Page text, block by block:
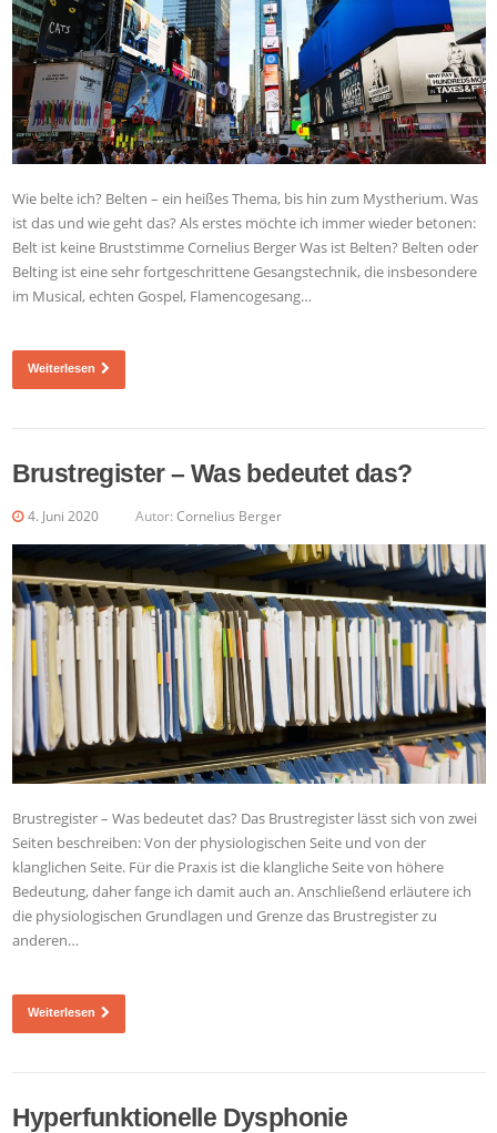
Wie belte ich? Belten – ein heißes Thema, bis hin zum Mystherium. Was
ist das und wie geht das? Als erstes möchte ich immer wieder betonen:
Belt ist keine Bruststimme Cornelius Berger Was ist Belten? Belten oder
Belting ist eine sehr fortgeschrittene Gesangstechnik, die insbesondere
im Musical, echten Gospel, Flamencogesang…
Weiterlesen
Brustregister – Was bedeutet das?
4. Juni 2020 Autor: Cornelius Berger
Brustregister – Was bedeutet das? Das Brustregister lässt sich von zwei
Seiten beschreiben: Von der physiologischen Seite und von der
klanglichen Seite. Für die Praxis ist die klangliche Seite von höhere
Bedeutung, daher fange ich damit auch an. Anschließend erläutere ich
die physiologischen Grundlagen und Grenze das Brustregister zu
anderen…
Weiterlesen
Hyperfunktionelle Dysphonie